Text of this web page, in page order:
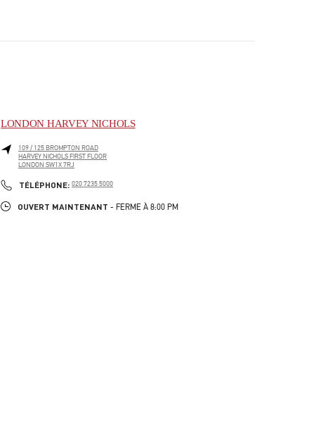
LONDON HARVEY NICHOLS
109 / 125 BROMPTON ROAD
HARVEY NICHOLS FIRST FLOOR
LONDON SW1X 7RJ
TÉLÉPHONE: PHONE
020 7235 5000
OUVERT MAINTENANT - FERME À 8:00 PM